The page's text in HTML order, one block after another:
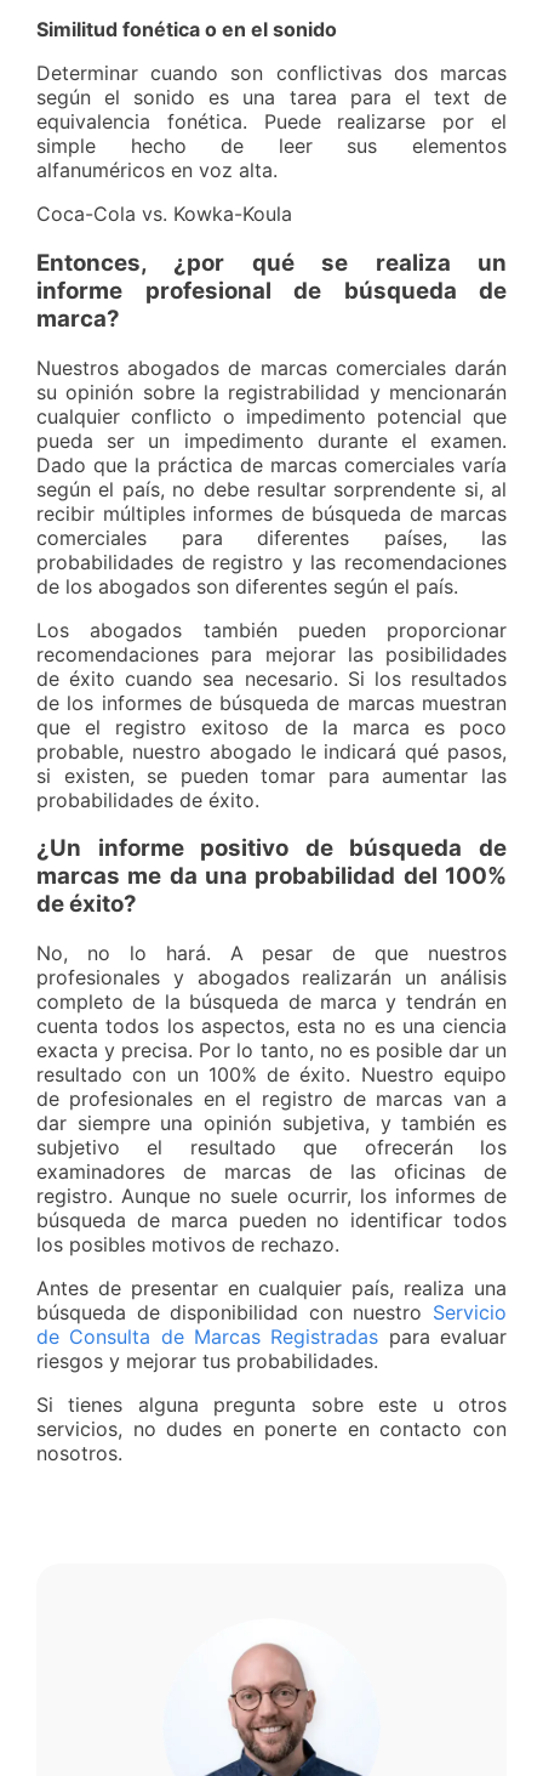
Similitud fonética o en el sonido
Determinar cuando son conflictivas dos marcas
según el sonido es una tarea para el text de
equivalencia fonética. Puede realizarse por el
simple hecho de leer sus elementos
alfanuméricos en voz alta.
Coca-Cola vs. Kowka-Koula
Entonces, ¿por qué se realiza un
informe profesional de búsqueda de
marca?
Nuestros abogados de marcas comerciales darán
su opinión sobre la registrabilidad y mencionarán
cualquier conflicto o impedimento potencial que
pueda ser un impedimento durante el examen.
Dado que la práctica de marcas comerciales varía
según el país, no debe resultar sorprendente si, al
recibir múltiples informes de búsqueda de marcas
comerciales para diferentes países, las
probabilidades de registro y las recomendaciones
de los abogados son diferentes según el país.
Los abogados también pueden proporcionar
recomendaciones para mejorar las posibilidades
de éxito cuando sea necesario. Si los resultados
de los informes de búsqueda de marcas muestran
que el registro exitoso de la marca es poco
probable, nuestro abogado le indicará qué pasos,
si existen, se pueden tomar para aumentar las
probabilidades de éxito.
¿Un informe positivo de búsqueda de
marcas me da una probabilidad del 100%
de éxito?
No, no lo hará. A pesar de que nuestros
profesionales y abogados realizarán un análisis
completo de la búsqueda de marca y tendrán en
cuenta todos los aspectos, esta no es una ciencia
exacta y precisa. Por lo tanto, no es posible dar un
resultado con un 100% de éxito. Nuestro equipo
de profesionales en el registro de marcas van a
dar siempre una opinión subjetiva, y también es
subjetivo el resultado que ofrecerán los
examinadores de marcas de las oficinas de
registro. Aunque no suele ocurrir, los informes de
búsqueda de marca pueden no identificar todos
los posibles motivos de rechazo.
Antes de presentar en cualquier país, realiza una
búsqueda de disponibilidad con nuestro Servicio
de Consulta de Marcas Registradas para evaluar
riesgos y mejorar tus probabilidades.
Si tienes alguna pregunta sobre este u otros
servicios, no dudes en ponerte en contacto con
nosotros.